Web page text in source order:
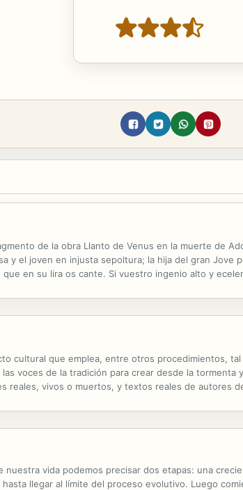
de la obra Llanto de Venus en la muerte de
y el joven en injusta sepoltura; la hija del gran Jove
en su lira os cante. Si vuestro ingenio alto y
cultural que emplea, entre otros procedimientos,
voces de la tradición para crear desde la
reales, vivos o muertos, y textos reales de autores
vida podemos precisar dos etapas: una
llegar al límite del proceso evolutivo. Luego